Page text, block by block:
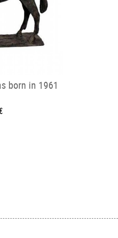
born in 1961